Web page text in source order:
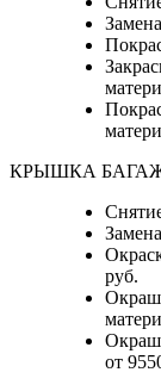
КРЫШКА
руб.
от